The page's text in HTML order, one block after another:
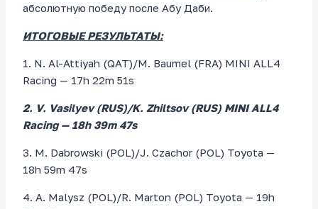
абсолютную победу после Абу Даби.
ИТОГОВЫЕ РЕЗУЛЬТАТЫ:
1. N. Al-Attiyah (QAT)/M. Baumel (FRA) MINI ALL4
Racing — 17h 22m 51s
2. V. Vasilyev (RUS)/K. Zhiltsov (RUS) MINI ALL4
Racing — 18h 39m 47s
3. M. Dabrowski (POL)/J. Czachor (POL) Toyota —
18h 59m 47s
4. A. Malysz (POL)/R. Marton (POL) Toyota — 19h